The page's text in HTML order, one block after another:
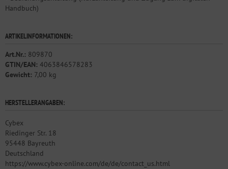
Handbuch)
ARTIKELINFORMATIONEN:
Art.Nr.: 809870
GTIN/EAN: 4063846578283
Gewicht: 7,00 kg
HERSTELLERANGABEN:
Cybex
Riedinger Str. 18
95448 Bayreuth
Deutschland
https://www.cybex-online.com/de/de/contact_us.html